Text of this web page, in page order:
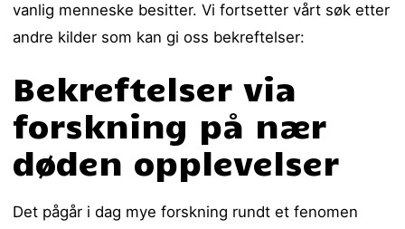
vanlig menneske besitter. Vi fortsetter vårt søk etter
andre kilder som kan gi oss bekreftelser:
Bekreftelser via
forskning på nær
døden opplevelser
Det pågår i dag mye forskning rundt et fenomen